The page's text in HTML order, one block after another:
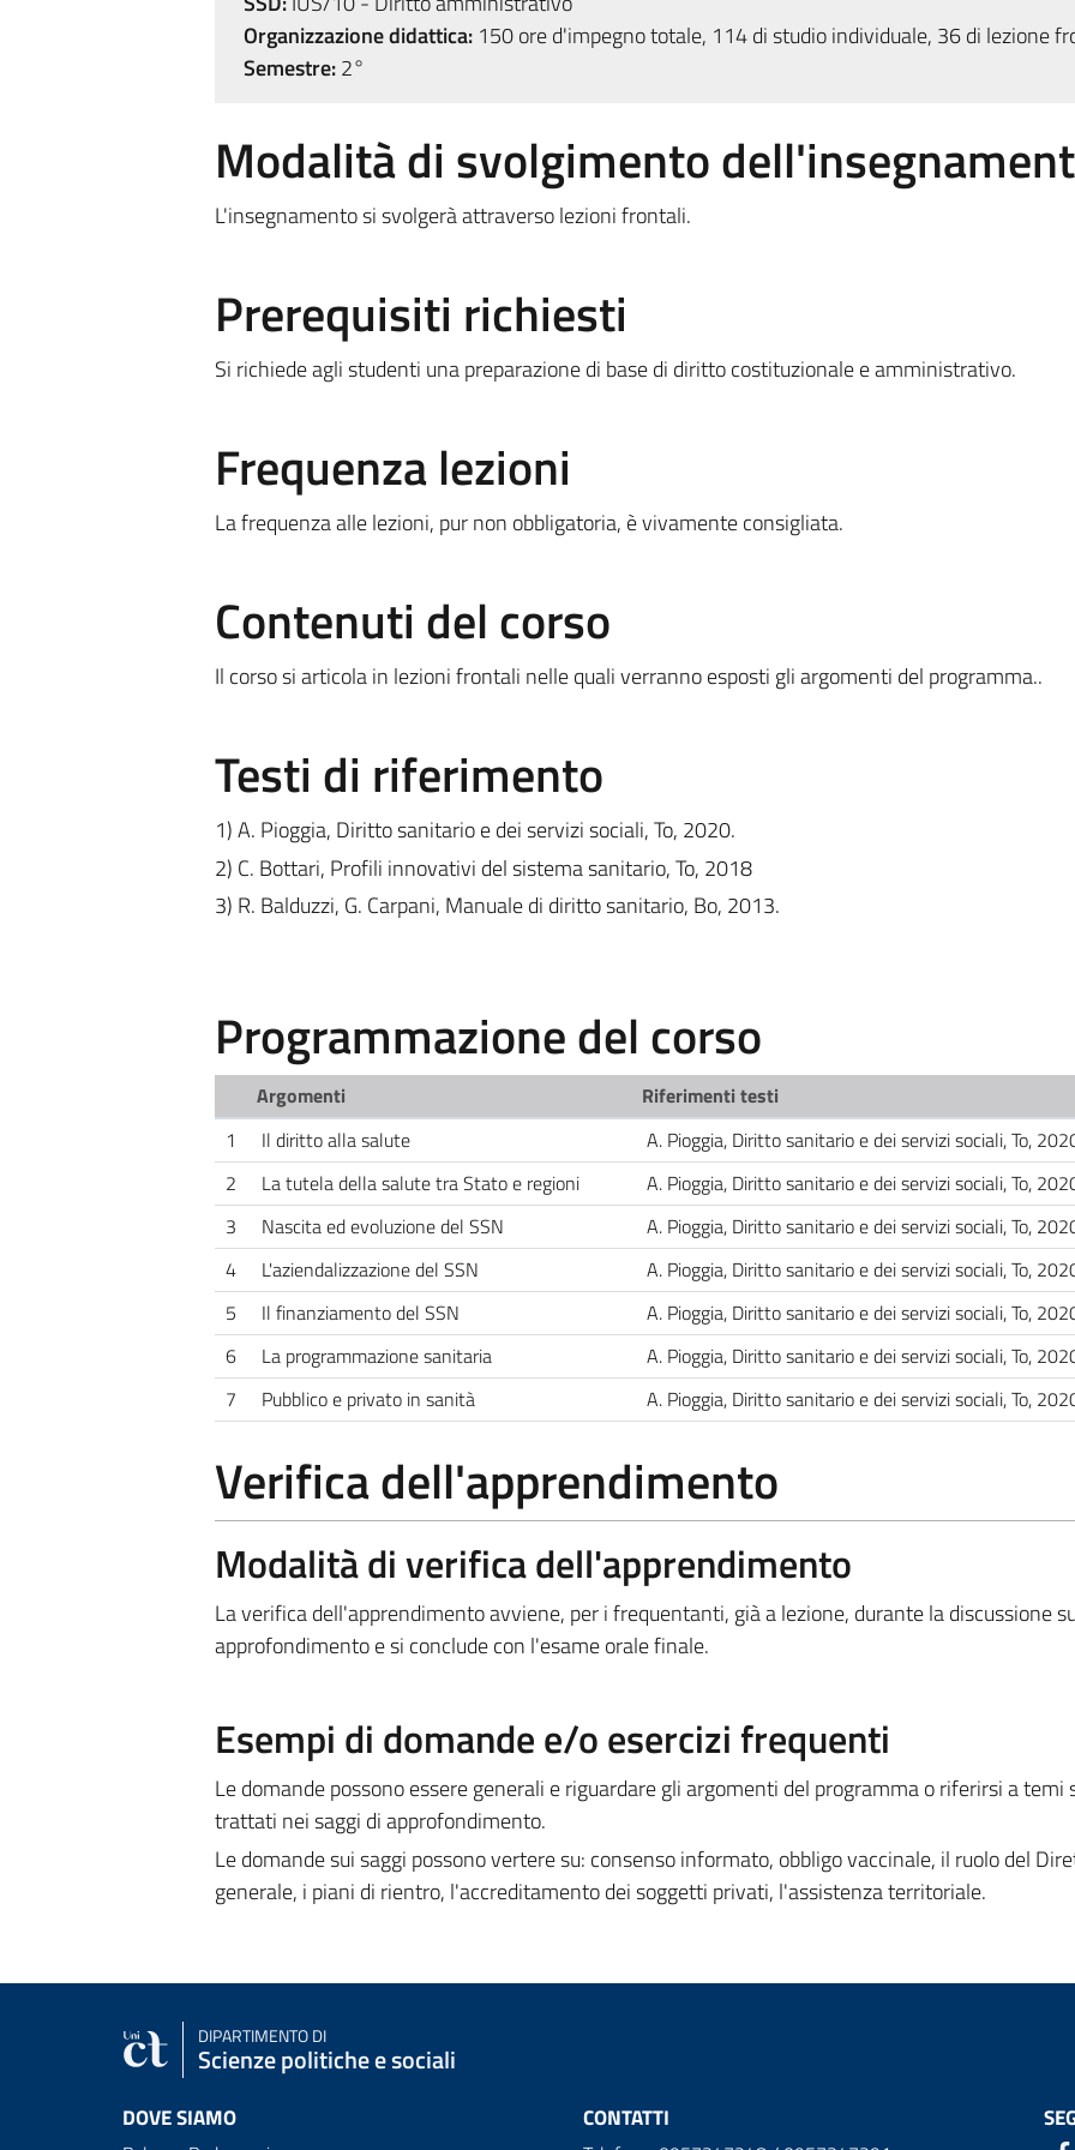
Organizzazione didattica:150 ore d'impegno totale, 114 di studio individuale, 36 di lezione
Semestre:2°
Modalità di svolgimento
L'insegnamento si svolgerà attraverso lezioni frontali.
Prerequisiti richiesti
Si richiede agli studenti una preparazione di base di diritto costituzionale e amministrativo.
Frequenza lezioni
La frequenza alle lezioni, pur non obbligatoria, è vivamente consigliata.
Contenuti del corso
Il corso si articola in lezioni frontali nelle quali verranno esposti gli argomenti del programma..
Testi di riferimento
1) A. Pioggia, Diritto sanitario e dei servizi sociali, To, 2020.
2) C. Bottari, Profili innovativi del sistema sanitario, To, 2018
3) R. Balduzzi, G. Carpani, Manuale di diritto sanitario, Bo, 2013.
Programmazione del corso
Argomenti
Riferimenti testi
1
Il diritto alla salute
A. Pioggia, Diritto sanitario e dei servizi sociali, To,
2
La tutela della salute tra Stato e regioni
A. Pioggia, Diritto sanitario e dei servizi sociali, To,
3
Nascita ed evoluzione del SSN
A. Pioggia, Diritto sanitario e dei servizi sociali, To,
4
L'aziendalizzazione del SSN
A. Pioggia, Diritto sanitario e dei servizi sociali, To,
5
Il finanziamento del SSN
A. Pioggia, Diritto sanitario e dei servizi sociali, To,
6
La programmazione sanitaria
A. Pioggia, Diritto sanitario e dei servizi sociali, To,
7
Pubblico e privato in sanità A. Pioggia, Diritto sanitario e dei servizi sociali, To,
Verifica dell'apprendimento
Modalità di verifica dell'apprendimento
La verifica dell'apprendimento avviene, per i frequentanti, già a lezione, durante la discussione
approfondimento e si conclude con l'esame orale finale.
Esempi di domande e/o esercizi frequenti
Le domande possono essere generali e riguardare gli argomenti del programma o riferirsi a temi
trattati nei saggi di approfondimento.
Le domande sui saggi possono vertere su: consenso informato, obbligo vaccinale, il ruolo del
generale, i piani di rientro, l'accreditamento dei soggetti privati, l'assistenza territoriale.
DIPARTIMENTO DI
Scienze politiche e sociali
DOVE SIAMO CONTATTI